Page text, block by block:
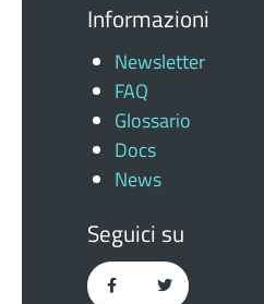
Informazioni
Newsletter
FAQ
Glossario
Docs
News
Seguici su